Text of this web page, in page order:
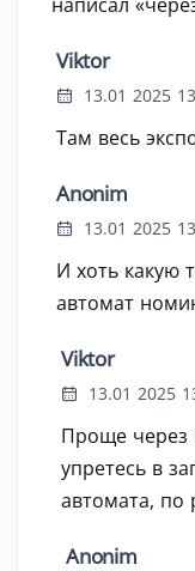
Viktor
13.01 2025
Там весь
Anonim
13.01 2025
И хоть какую
автомат
Viktor
13.01 2025
Проще через
упретесь в
автомата, по
Anonim